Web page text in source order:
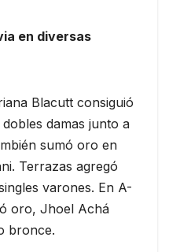
en diversas
Blacutt consiguió
damas junto a
sumó oro en
Terrazas agregó
varones. En A-
oro, Jhoel Achá
bronce.